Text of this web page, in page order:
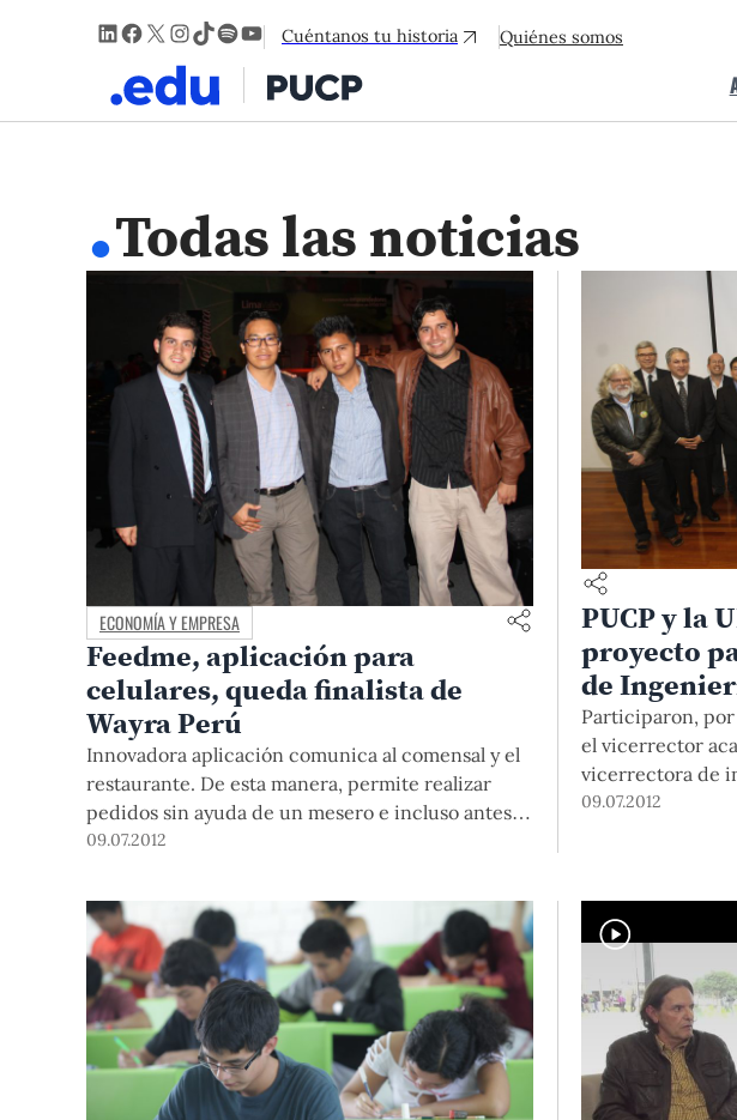
LinkedIn
Facebook
X Instagram
TikTok
Spotify
YouTube
Cuéntanos tu historia Quiénes somos
.Todas las noticias
ECONOMÍA Y EMPRESA
Feedme, aplicación para
celulares, queda finalista de
Wayra Perú
Innovadora aplicación comunica al comensal y el
restaurante. De esta manera, permite realizar
pedidos sin ayuda de un mesero e incluso antes
de llegar al local. Ha sido desarrollada por un
un egresado y dos alumnos de la PUCP.
09.07.2012
PUCP y la
proyecto
de
Participaron, por
el vicerrector
vicerrectora de
vicerrector
representación
Fabiola León-
Alejandro […]
09.07.2012